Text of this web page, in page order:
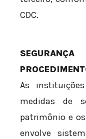
CDC.
As
medidas de
patrimônio e
envolve